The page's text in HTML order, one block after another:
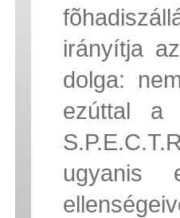
irányítja
dolga:
ezúttal a
ugyanis